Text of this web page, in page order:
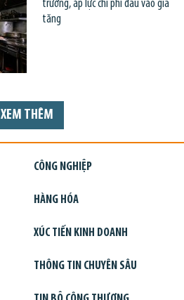
trưởng, áp lực chi phí đầu vào gia
tăng
XEM THÊM
CÔNG NGHIỆP
HÀNG HÓA
XÚC TIẾN KINH DOANH
THÔNG TIN CHUYÊN SÂU